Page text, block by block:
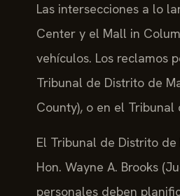
Las intersecciones a lo
Center y el Mall in
vehículos. Los reclamos
Tribunal de Distrito de
County), o en el
El Tribunal de Distrito
Hon. Wayne A. Brooks
personales deben